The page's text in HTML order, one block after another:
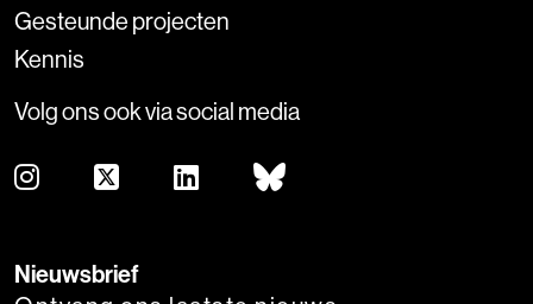
Gesteunde projecten
Kennis
Volg ons ook via social media
Nieuwsbrief